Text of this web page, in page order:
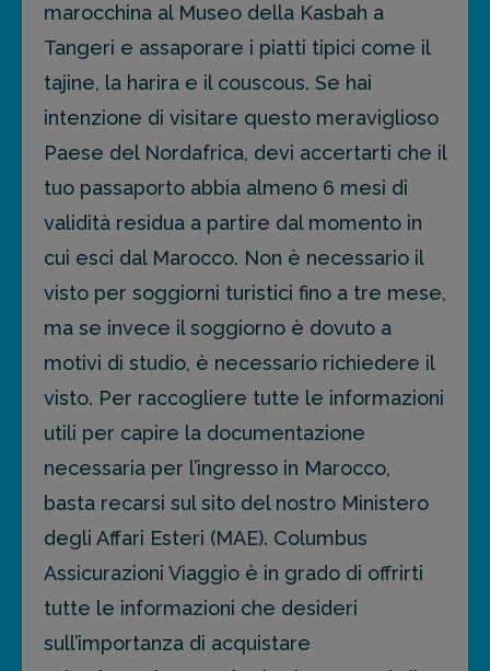
marocchina al Museo della Kasbah a
Tangeri e assaporare i piatti tipici come il
tajine, la harira e il couscous. Se hai
intenzione di visitare questo meraviglioso
Paese del Nordafrica, devi accertarti che il
tuo passaporto abbia almeno 6 mesi di
validità residua a partire dal momento in
cui esci dal Marocco. Non è necessario il
visto per soggiorni turistici fino a tre mese,
ma se invece il soggiorno è dovuto a
motivi di studio, è necessario richiedere il
visto. Per raccogliere tutte le informazioni
utili per capire la documentazione
necessaria per l’ingresso in Marocco,
basta recarsi sul sito del nostro Ministero
degli Affari Esteri (MAE). Columbus
Assicurazioni Viaggio è in grado di offrirti
tutte le informazioni che desideri
sull’importanza di acquistare